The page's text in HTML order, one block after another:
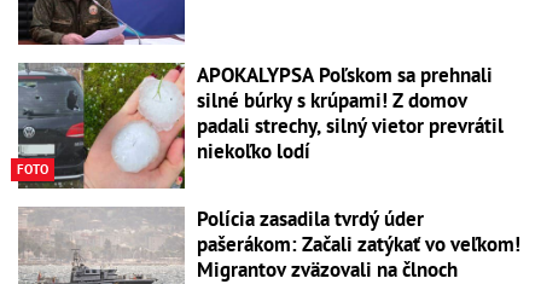
FOTO
APOKALYPSA Poľskom sa prehnali
silné búrky s krúpami! Z domov
padali strechy, silný vietor prevrátil
niekoľko lodí
Polícia zasadila tvrdý úder
pašerákom: Začali zatýkať vo veľkom!
Migrantov zväzovali na člnoch